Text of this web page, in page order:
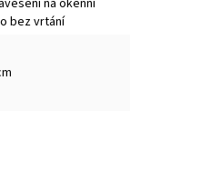
bez vrtání